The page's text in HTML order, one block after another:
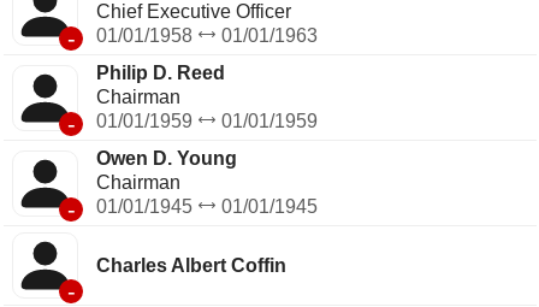
-
Chief Executive Officer
01/01/1958
01/01/1963
-
Philip D. Reed
Chairman
01/01/1959
01/01/1959
-
Owen D. Young
Chairman
01/01/1945
01/01/1945
-
Charles Albert Coffin